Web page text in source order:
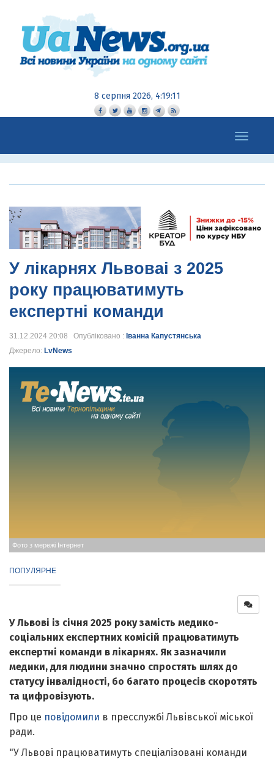
8 серпня 2026, 4:19:12
Toggle
navigation
У лікарнях Львоваі з 2025
року працюватимуть
експертні команди
31.12.2024 20:08 Опубліковано : Іванна Капустянська
Джерело: LvNews
Фото з мережі Інтернет
ПОПУЛЯРНЕ
У Львові із січня 2025 року замість медико-
соціальних експертних комісій працюватимуть
експертні команди в лікарнях. Як зазначили
медики, для людини значно спростять шлях до
статусу інвалідності, бо багато процесів скоротять
та цифровізують.
Про це повідомили в пресслужбі Львівської міської
ради.
"У Львові працюватимуть спеціалізовані команди